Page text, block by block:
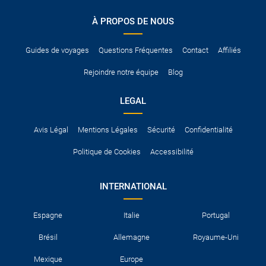
Pour vous en assurer, vous pouvez vous renseigner auprès des
services consulaires du pays concerné.
À PROPOS DE NOUS
Guides de voyages Questions Fréquentes Contact Affiliés
Rejoindre notre équipe Blog
LEGAL
Avis Légal Mentions Légales Sécurité Confidentialité
Politique de Cookies Accessibilité
INTERNATIONAL
Espagne Italie Portugal
Brésil Allemagne Royaume-Uni
Mexique Europe